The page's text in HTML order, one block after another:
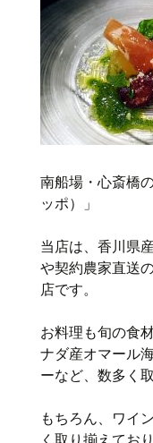
南船場・心斎橋
ッポ）」
当店は、香川県
や契約農家直送
店です。
お料理も旬の食
ナダ産オマール
ーなど、数多く
もちろん、ワイ
く取り揃えてお